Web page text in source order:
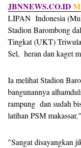
JBNNEWS.CO.ID
LIPAN Indonesia
Stadion Barombong
Tingkat (UKT)
Sel, heran dan kaget
Ia melihat Stadion
bangunannya
rampung dan sudah
latihan PSM
"Sangat disayangkan